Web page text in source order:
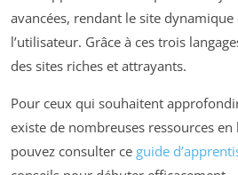
avancées, rendant le site
l’utilisateur. Grâce à ces trois
des sites riches et attrayants.
Pour ceux qui souhaitent
existe de nombreuses ressources
pouvez consulter ce guide